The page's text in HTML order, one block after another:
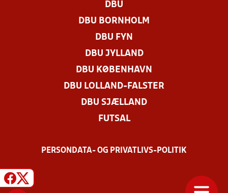
DBU
DBU BORNHOLM
DBU FYN
DBU JYLLAND
DBU KØBENHAVN
DBU LOLLAND-FALSTER
DBU SJÆLLAND
FUTSAL
PERSONDATA- OG PRIVATLIVS-POLITIK